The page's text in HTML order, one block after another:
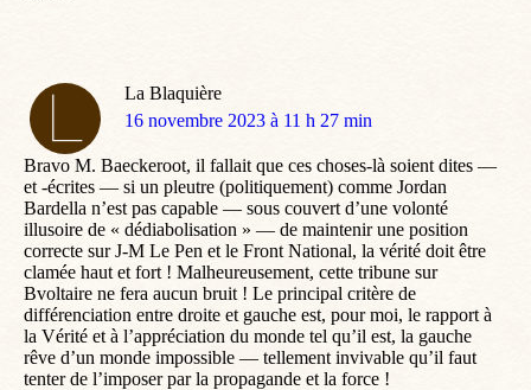
La Blaquière
dit
16 novembre 2023 à 11 h 27 min
Bravo M. Baeckeroot, il fallait que ces choses-là soient dites —
et -écrites — si un pleutre (politiquement) comme Jordan
Bardella n’est pas capable — sous couvert d’une volonté
illusoire de « dédiabolisation » — de maintenir une position
correcte sur J-M Le Pen et le Front National, la vérité doit être
clamée haut et fort ! Malheureusement, cette tribune sur
Bvoltaire ne fera aucun bruit ! Le principal critère de
différenciation entre droite et gauche est, pour moi, le rapport à
la Vérité et à l’appréciation du monde tel qu’il est, la gauche
rêve d’un monde impossible — tellement invivable qu’il faut
tenter de l’imposer par la propagande et la force !